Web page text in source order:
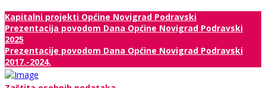
Kapitalni projekti Općine Novigrad Podravski
Prezentacija povodom Dana Općine Novigrad Podravski
2025
Prezentacije povodom Dana Općine Novigrad Podravski
2017.-2024.